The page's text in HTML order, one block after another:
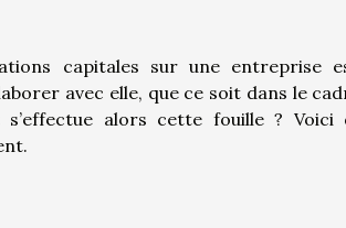
capitales sur une
avec elle, que ce soit dans le
s’effectue alors cette fouille ?